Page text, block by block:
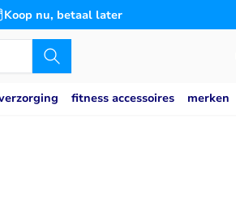
Koop nu, betaal later
fitness accessoires merken